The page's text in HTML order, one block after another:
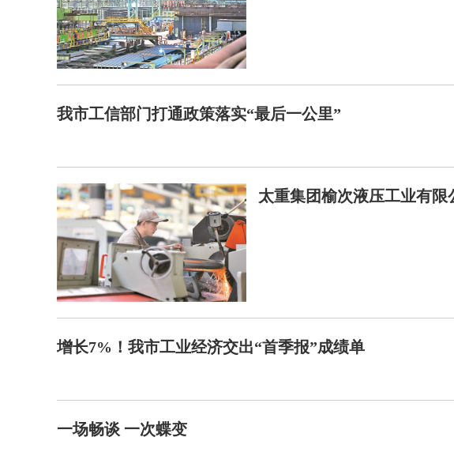
我市工信部门打通政策落实“最后一公里”
太重集团榆次液压工业有
增长7%！我市工业经济交出“首季报”成绩单
一场畅谈 一次蝶变